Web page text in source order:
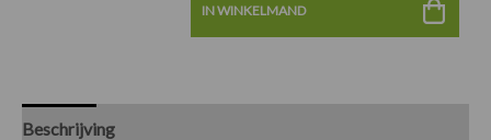
IN WINKELMAND
Beschrijving